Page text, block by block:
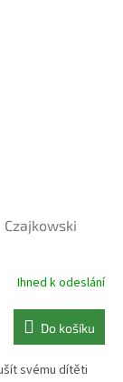
Ihned k odeslání
Do košíku
svému dítěti